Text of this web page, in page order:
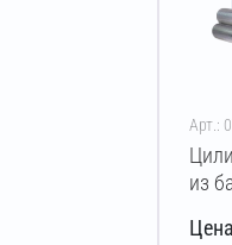
Арт.:
из